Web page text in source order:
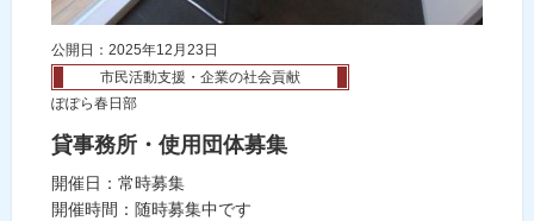
公開日：2025年12月23日
市民活動支援・企業の社会貢献
ぽぽら春日部
貸事務所・使用団体募集
開催日：常時募集
開催時間：随時募集中です